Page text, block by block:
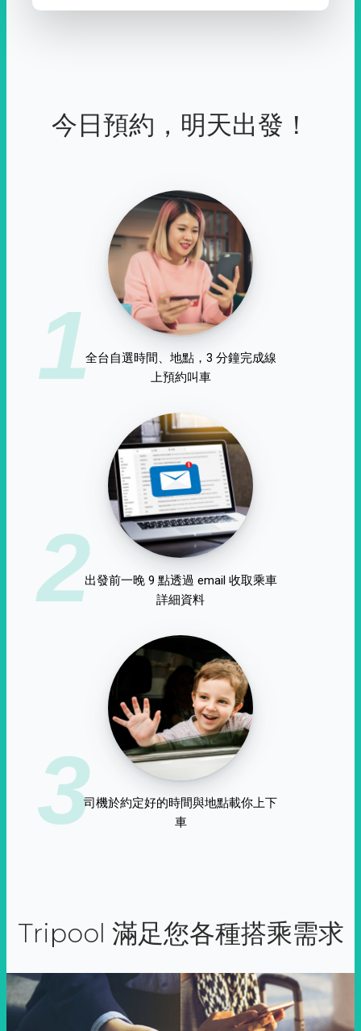
今日預約，明天出發！
1全台自選時間、地點，3 分鐘完成線
上預約叫車
2出發前一晚 9 點透過 email 收取乘車
詳細資料
3司機於約定好的時間與地點載你上下
車
Tripool 滿足您各種搭乘需求